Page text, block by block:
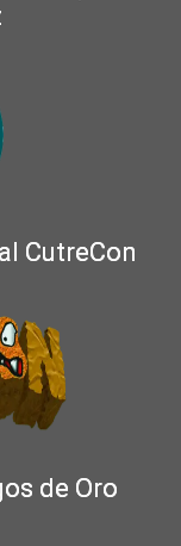
CutreCon
de Oro